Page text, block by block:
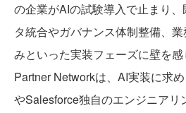
の企業がAIの試験導入で止まり
タ統合やガバナンス体制整備、
みといった実装フェーズに壁を
Partner Networkは、AI実装に求
やSalesforce独自のエンジニアリ